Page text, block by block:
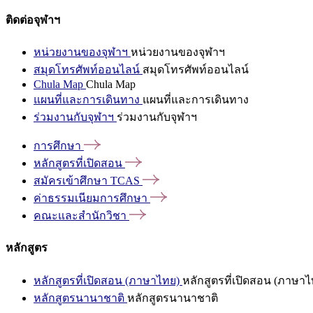
ติดต่อจุฬาฯ
หน่วยงานของจุฬาฯ หน่วยงานของจุฬาฯ
สมุดโทรศัพท์ออนไลน์ สมุดโทรศัพท์ออนไลน์
Chula Map Chula Map
แผนที่และการเดินทาง แผนที่และการเดินทาง
ร่วมงานกับจุฬาฯ ร่วมงานกับจุฬาฯ
การศึกษา
หลักสูตรที่เปิดสอน
สมัครเข้าศึกษา TCAS
ค่าธรรมเนียมการศึกษา
คณะและสำนักวิชา
หลักสูตร
หลักสูตรที่เปิดสอน (ภาษาไทย) หลักสูตรที่เปิดสอน (ภาษาไ
หลักสูตรนานาชาติ หลักสูตรนานาชาติ